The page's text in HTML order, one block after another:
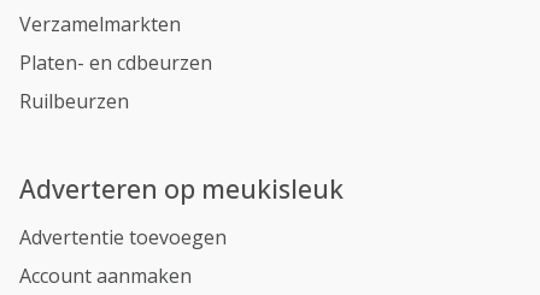
Verzamelmarkten
Platen- en cdbeurzen
Ruilbeurzen
Adverteren op meukisleuk
Advertentie toevoegen
Account aanmaken